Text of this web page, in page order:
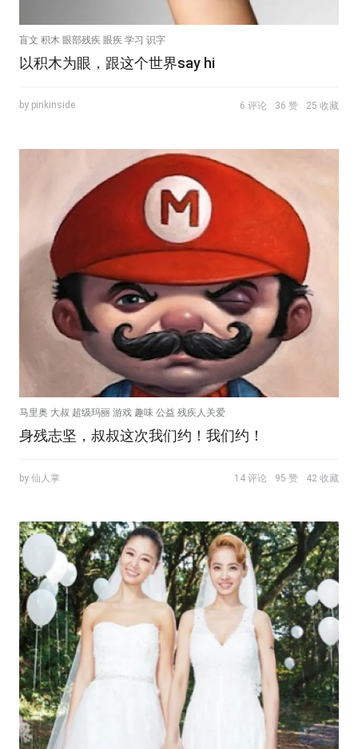
盲文 积木 眼部残疾 眼疾 学习 识字
以积木为眼，跟这个世界say hi
by pinkinside 6 评论 36 赞 25 收藏
马里奥 大叔 超级玛丽 游戏 趣味 公益 残疾人关爱
身残志坚，叔叔这次我们约！我们约！
by 仙人掌 14 评论 95 赞 42 收藏